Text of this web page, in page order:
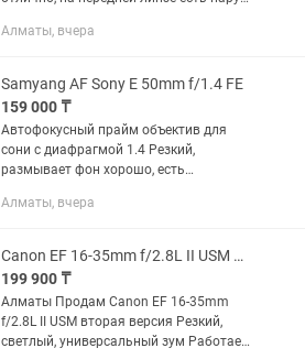
картинку
Алматы, вчера
Samyang AF Sony E 50mm f/1.4 FE
159 000 ₸
Автофокусный прайм объектив для
сони с диафрагмой 1.4 Резкий,
размывает фон хорошо, есть
работу Так же есть другие объективы,
Алматы, вчера
Canon EF 16-35mm f/2.8L II USM Идеал
199 900 ₸
Алматы Продам Canon EF 16-35mm
f/2.8L II USM вторая версия Резкий,
светлый, универсальный зум Работает